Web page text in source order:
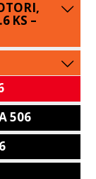
KS –
506